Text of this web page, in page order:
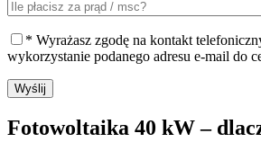
* Wyrażasz zgodę na kontakt
wykorzystanie podanego adresu e-mail do
Wyślij
Fotowoltaika 40 kW –